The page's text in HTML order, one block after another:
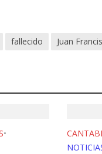
fallecido Juan
•